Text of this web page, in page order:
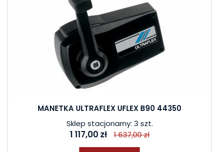
MANETKA ULTRAFLEX UFLEX B90 44350
Sklep stacjonarny: 3 szt.
1 117,00 zł 1 637,00 zł